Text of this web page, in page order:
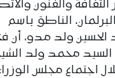
والفنون
الناطق باسم
الحسين ولد مدو، أن
السيد محمد ولد
اجتماع مجلس